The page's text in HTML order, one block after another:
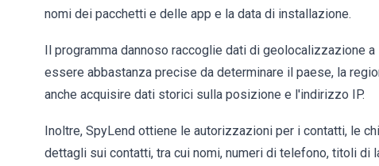
nomi dei pacchetti e delle app e la data di installazione.
Il programma dannoso raccoglie dati di geolocalizzazione
essere abbastanza precise da determinare il paese, la
anche acquisire dati storici sulla posizione e l'indirizzo IP.
Inoltre, SpyLend ottiene le autorizzazioni per i contatti, le
dettagli sui contatti, tra cui nomi, numeri di telefono, titoli